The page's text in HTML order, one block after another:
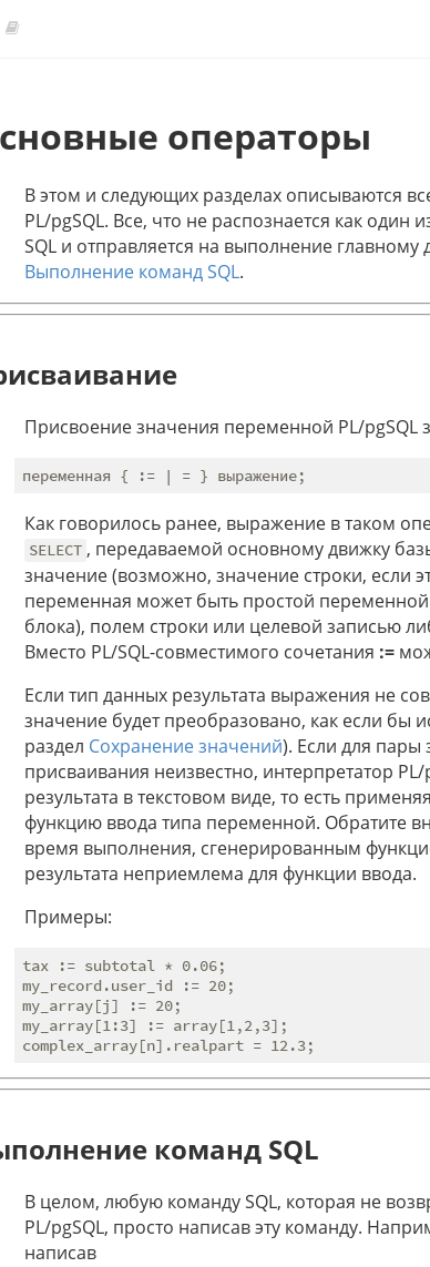
операторы
В этом и следующих разделах описываются
PL/pgSQL. Все, что не распознается как один
SQL и отправляется на выполнение
Выполнение команд SQL.
Присвоение значения переменной PL/
Как говорилось ранее, выражение в таком
SELECT , передаваемой основному движку
значение (возможно, значение строки, если
переменная может быть простой
блока), полем строки или целевой записью
Вместо PL/SQL-совместимого сочетания :=
Если тип данных результата выражения не
значение будет преобразовано, как если бы
раздел Сохранение значений). Если для пары
присваивания неизвестно, интерпретатор
результата в текстовом виде, то есть
функцию ввода типа переменной. Обратите
время выполнения, сгенерированным
результата неприемлема для функции ввода.
Примеры:
tax := subtotal * 0.06;
my_record.user_id := 20;
my_array[j] := 20;
my_array[1:3] := array[1,2,3];
команд SQL
В целом, любую команду SQL, которая не
PL/pgSQL, просто написав эту команду.
написав